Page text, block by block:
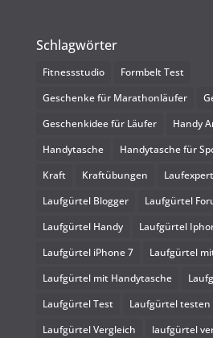
Schlagwörter
Fitnessstudio
Formbelt Test
Geschenke für Marathonläufer
Geschenkidee für Läufer
Handy
Handytasche
Handytasche für
Kraft
Kraftübungen
Laufgürtel Blogger
Laufgürtel
Laufgürtel Handy
Laufgürtel
Laufgürtel iPhone 7
Laufgürtel
Laufgürtel mit Handytasche
Laufgürtel Test
Laufgürtel testen
Laufgürtel Vergleich
laufgürtel